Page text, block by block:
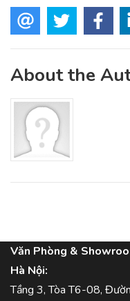
About the
Văn Phòng &
Hà Nội:
Tầng 3, Tòa T6-08,